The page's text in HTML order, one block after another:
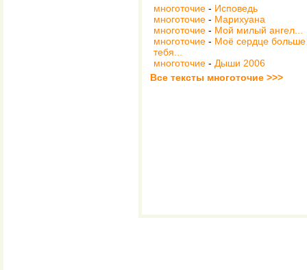
многоточие - Исповедь
многоточие - Марихуана
многоточие - Мой милый ангел...
многоточие - Моё сердце больше
тебя...
многоточие - Дыши 2006
Все тексты многоточие >>>